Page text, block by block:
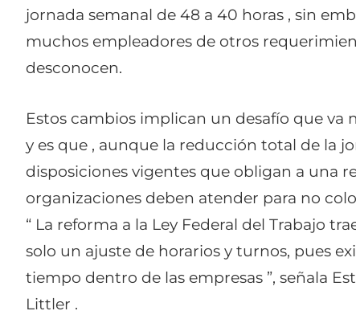
jornada semanal de 48 a 40 horas , sin
muchos empleadores de otros
desconocen.
Estos cambios implican un desafío que va
y es que , aunque la reducción total de la
disposiciones vigentes que obligan a una
organizaciones deben atender para no
“ La reforma a la Ley Federal del Trabajo
solo un ajuste de horarios y turnos, pues
tiempo dentro de las empresas ”, señala
Littler .